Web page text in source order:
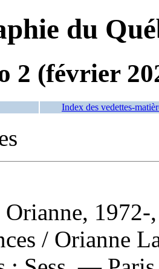
du
2 (février
Index des vedettes-
1972-
/ Orianne